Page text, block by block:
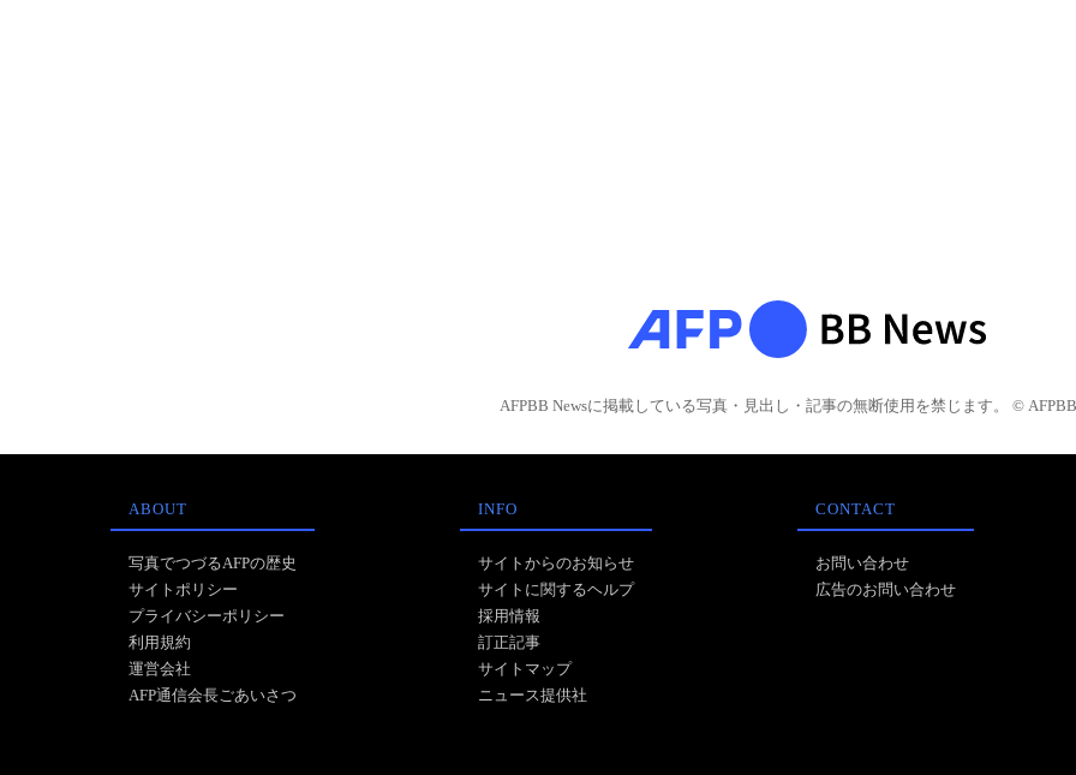
AFPBB Newsに掲載している写真・見出し・記事の無断使用を禁じます。 © AFPBB
ABOUT
写真でつづるAFPの歴史
サイトポリシー
プライバシーポリシー
利用規約
運営会社
AFP通信会長ごあいさつ
INFO
サイトからのお知らせ
サイトに関するヘルプ
採用情報
訂正記事
サイトマップ
ニュース提供社
CONTACT
お問い合わせ
広告のお問い合わせ